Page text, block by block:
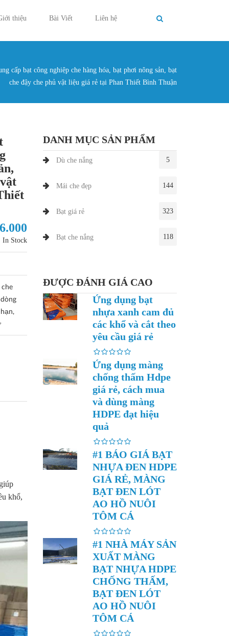
thiệu Bài Viết Liên hệ
ở đây
cấp bạt công nghiệp che hàng hóa, bạt phơi nông sản, bạt
che đậy che phủ vật liệu giá rẻ tại Phan Thiết Bình Thuận
In Stock
khổ,
DANH MỤC SẢN PHẨM
Dù che nắng 5
Mái che đẹp 144
Bạt giá rẻ 323
Bạt che nắng 118
ĐƯỢC ĐÁNH GIÁ CAO
Ứng dụng bạt
nhựa xanh cam đủ
các khổ và cắt theo
yêu cầu giá rẻ
Ứng dụng màng
chống thấm Hdpe
giá rẻ, cách mua
và dùng màng
HDPE đạt hiệu
quả
#1 BÁO GIÁ BẠT
NHỰA ĐEN HDPE
GIÁ RẺ, MÀNG
BẠT ĐEN LÓT
AO HỒ NUÔI
TÔM CÁ
#1 NHÀ MÁY SẢN
XUẤT MÀNG
BẠT NHỰA HDPE
CHỐNG THẤM,
BẠT ĐEN LÓT
AO HỒ NUÔI
TÔM CÁ